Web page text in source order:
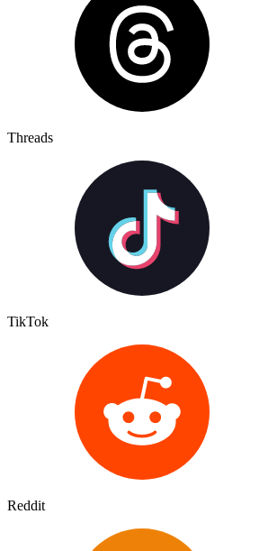
Threads
TikTok
Reddit